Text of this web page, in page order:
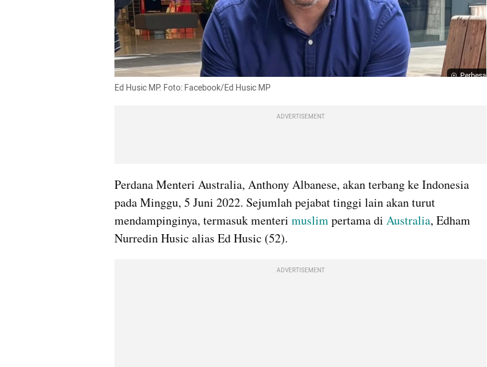
Perbesar
Ed Husic MP. Foto: Facebook/Ed Husic MP
ADVERTISEMENT
Perdana Menteri Australia, Anthony Albanese, akan terbang ke Indonesia
pada Minggu, 5 Juni 2022. Sejumlah pejabat tinggi lain akan turut
mendampinginya, termasuk menteri muslim pertama di Australia, Edham
Nurredin Husic alias Ed Husic (52).
ADVERTISEMENT